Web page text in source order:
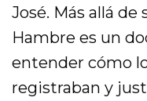
José. Más allá de
Hambre es un
entender cómo
registraban y